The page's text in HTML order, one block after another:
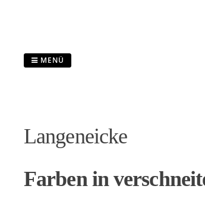
MENÜ
Langeneicke
Farben in